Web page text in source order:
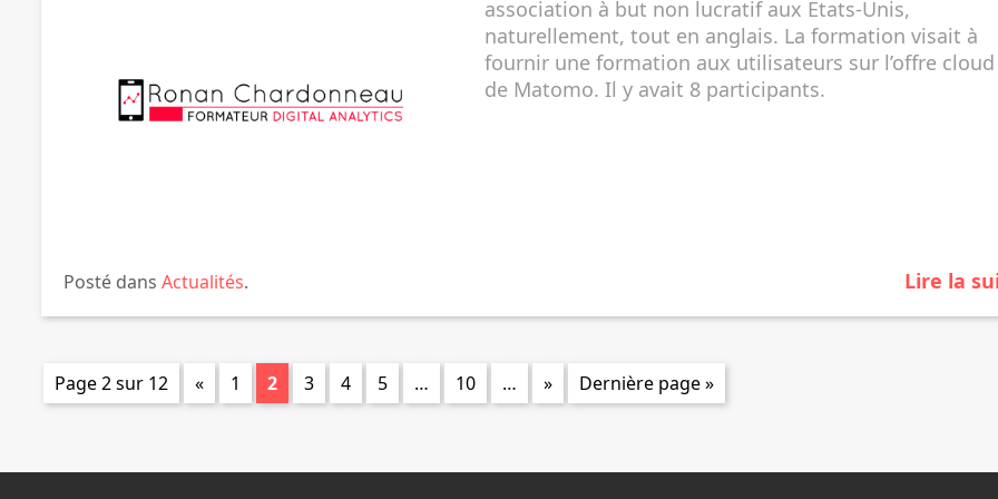
Posté dans Actualités.
association à but non lucratif aux Etats-Unis,
naturellement, tout en anglais. La formation visait à
fournir une formation aux utilisateurs sur l’offre cloud
de Matomo. Il y avait 8 participants.
Lire la
Page 2 sur 12 « 1 2 3 4 5 … 10 … » Dernière page »